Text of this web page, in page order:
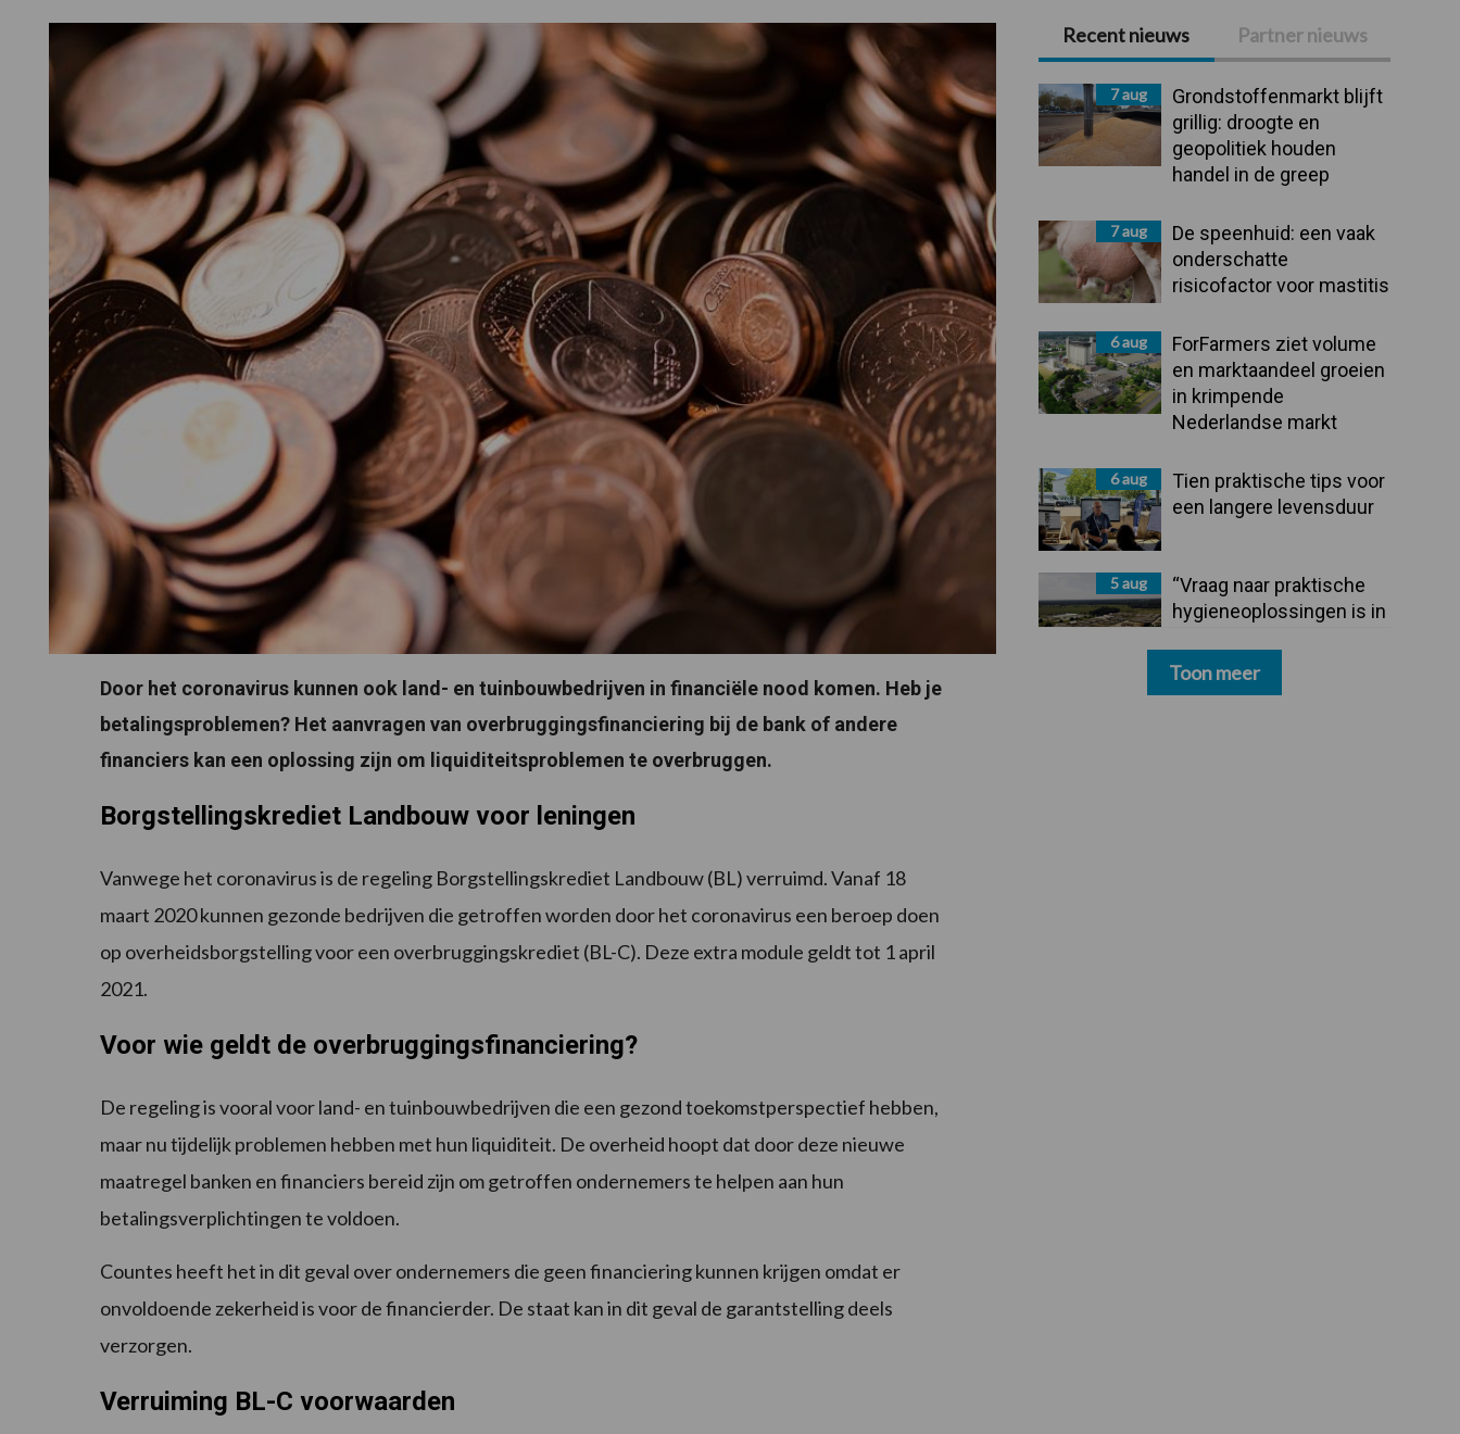
Door het coronavirus kunnen ook land- en tuinbouwbedrijven in financiële nood komen. Heb je
betalingsproblemen? Het aanvragen van overbruggingsfinanciering bij de bank of andere
financiers kan een oplossing zijn om liquiditeitsproblemen te overbruggen.
Borgstellingskrediet Landbouw voor leningen
Vanwege het coronavirus is de regeling Borgstellingskrediet Landbouw (BL) verruimd. Vanaf 18
maart 2020 kunnen gezonde bedrijven die getroffen worden door het coronavirus een beroep doen
op overheidsborgstelling voor een overbruggingskrediet (BL-C). Deze extra module geldt tot 1 april
2021.
Voor wie geldt de overbruggingsfinanciering?
De regeling is vooral voor land- en tuinbouwbedrijven die een gezond toekomstperspectief hebben,
maar nu tijdelijk problemen hebben met hun liquiditeit. De overheid hoopt dat door deze nieuwe
maatregel banken en financiers bereid zijn om getroffen ondernemers te helpen aan hun
betalingsverplichtingen te voldoen.
Countes heeft het in dit geval over ondernemers die geen financiering kunnen krijgen omdat er
onvoldoende zekerheid is voor de financierder. De staat kan in dit geval de garantstelling deels
verzorgen.
Verruiming BL-C voorwaarden
Primaire
Sidebar
Recent nieuws Partner nieuws
7 aug
Grondstoffenmarkt blijft
grillig: droogte en
geopolitiek houden
handel in de greep
7 aug
De speenhuid: een vaak
onderschatte
risicofactor voor mastitis
6 aug
ForFarmers ziet volume
en marktaandeel groeien
in krimpende
Nederlandse markt
6 aug
Tien praktische tips voor
een langere levensduur
5 aug
“Vraag naar praktische
hygieneoplossingen is in
Toon meer